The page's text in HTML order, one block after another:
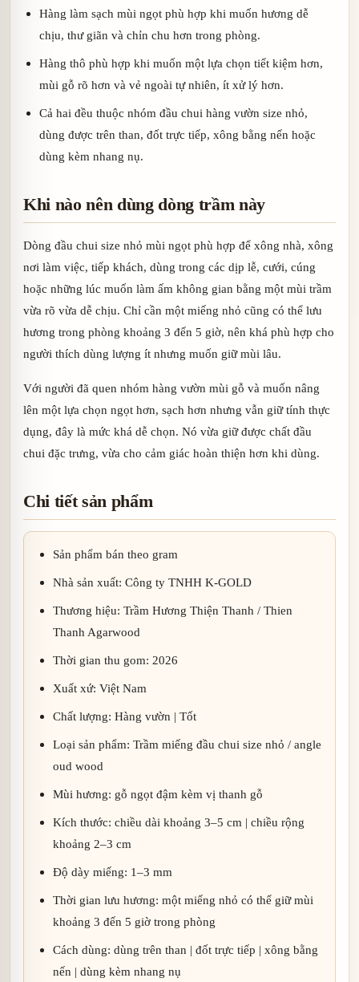
Hàng làm sạch mùi ngọt phù hợp khi muốn hương dễ
chịu, thư giãn và chỉn chu hơn trong phòng.
Hàng thô phù hợp khi muốn một lựa chọn tiết kiệm hơn,
mùi gỗ rõ hơn và vẻ ngoài tự nhiên, ít xử lý hơn.
Cả hai đều thuộc nhóm đầu chui hàng vườn size nhỏ,
dùng được trên than, đốt trực tiếp, xông bằng nến hoặc
dùng kèm nhang nụ.
Khi nào nên dùng dòng trầm này
Dòng đầu chui size nhỏ mùi ngọt phù hợp để xông nhà, xông
nơi làm việc, tiếp khách, dùng trong các dịp lễ, cưới, cúng
hoặc những lúc muốn làm ấm không gian bằng một mùi trầm
vừa rõ vừa dễ chịu. Chỉ cần một miếng nhỏ cũng có thể lưu
hương trong phòng khoảng 3 đến 5 giờ, nên khá phù hợp cho
người thích dùng lượng ít nhưng muốn giữ mùi lâu.
Với người đã quen nhóm hàng vườn mùi gỗ và muốn nâng
lên một lựa chọn ngọt hơn, sạch hơn nhưng vẫn giữ tính thực
dụng, đây là mức khá dễ chọn. Nó vừa giữ được chất đầu
chui đặc trưng, vừa cho cảm giác hoàn thiện hơn khi dùng.
Chi tiết sản phẩm
Sản phẩm bán theo gram
Nhà sản xuất: Công ty TNHH K-GOLD
Thương hiệu: Trầm Hương Thiện Thanh / Thien
Thanh Agarwood
Thời gian thu gom: 2026
Xuất xứ: Việt Nam
Chất lượng: Hàng vườn | Tốt
Loại sản phẩm: Trầm miếng đầu chui size nhỏ / angle
oud wood
Mùi hương: gỗ ngọt đậm kèm vị thanh gỗ
Kích thước: chiều dài khoảng 3–5 cm | chiều rộng
khoảng 2–3 cm
Độ dày miếng: 1–3 mm
Thời gian lưu hương: một miếng nhỏ có thể giữ mùi
khoảng 3 đến 5 giờ trong phòng
Cách dùng: dùng trên than | đốt trực tiếp | xông bằng
nến | dùng kèm nhang nụ